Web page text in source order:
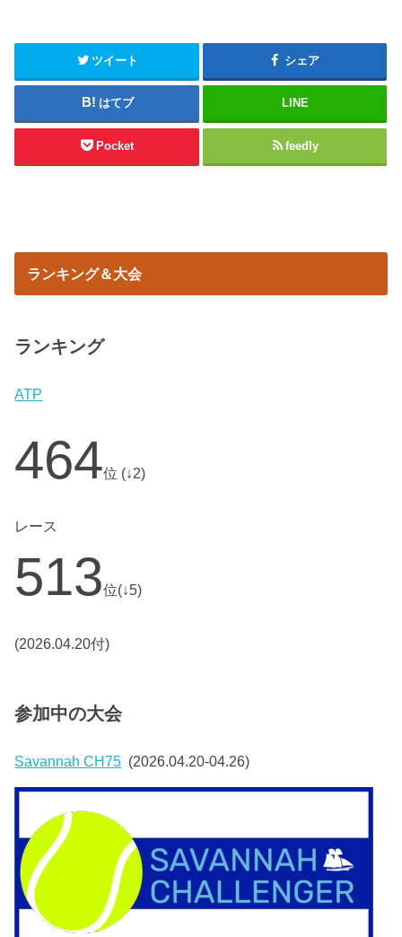
ツイート シェア
はてブ LINE
Pocket feedly
ランキング＆大会
ランキング
ATP
464位 (↓2)
レース
513位(↓5)
(2026.04.20付)
参加中の大会
Savannah CH75 (2026.04.20-04.26)